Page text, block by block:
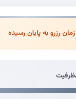
زمان رزرو به پایان رسیده
ظرفیت